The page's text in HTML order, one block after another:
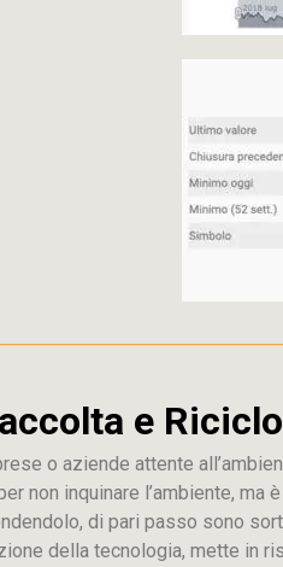
e
o aziende attente
non inquinare l’ambiente, ma
di pari passo sono
della tecnologia, mette in